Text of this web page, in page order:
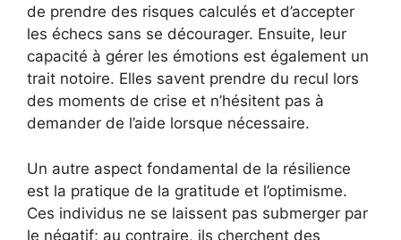
de prendre des risques calculés et d’accepter
les échecs sans se décourager. Ensuite, leur
capacité à gérer les émotions est également un
trait notoire. Elles savent prendre du recul lors
des moments de crise et n’hésitent pas à
demander de l’aide lorsque nécessaire.
Un autre aspect fondamental de la résilience
est la pratique de la gratitude et l’optimisme.
Ces individus ne se laissent pas submerger par
le négatif; au contraire, ils cherchent des